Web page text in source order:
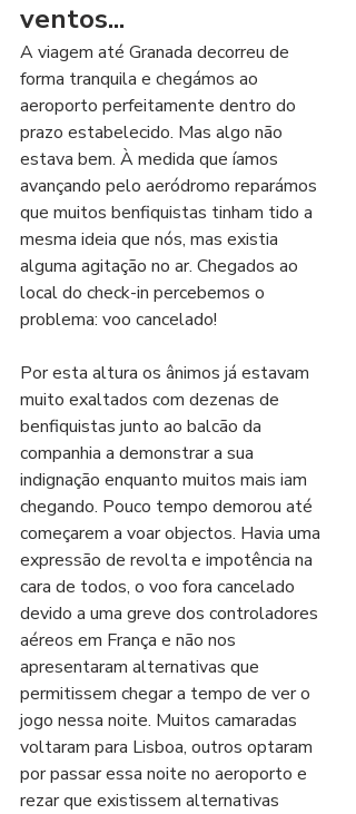
ventos...
A viagem até Granada decorreu de
forma tranquila e chegámos ao
aeroporto perfeitamente dentro do
prazo estabelecido. Mas algo não
estava bem. À medida que íamos
avançando pelo aeródromo reparámos
que muitos benfiquistas tinham tido a
mesma ideia que nós, mas existia
alguma agitação no ar. Chegados ao
local do check-in percebemos o
problema: voo cancelado!
Por esta altura os ânimos já estavam
muito exaltados com dezenas de
benfiquistas junto ao balcão da
companhia a demonstrar a sua
indignação enquanto muitos mais iam
chegando. Pouco tempo demorou até
começarem a voar objectos. Havia uma
expressão de revolta e impotência na
cara de todos, o voo fora cancelado
devido a uma greve dos controladores
aéreos em França e não nos
apresentaram alternativas que
permitissem chegar a tempo de ver o
jogo nessa noite. Muitos camaradas
voltaram para Lisboa, outros optaram
por passar essa noite no aeroporto e
rezar que existissem alternativas